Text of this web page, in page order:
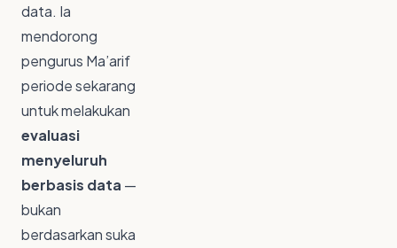
data. Ia
mendorong
pengurus Ma’arif
periode sekarang
untuk melakukan
evaluasi
menyeluruh
berbasis data —
bukan
berdasarkan suka